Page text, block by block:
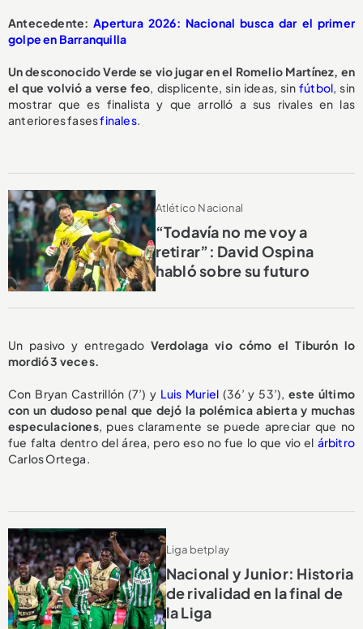
Antecedente:Apertura 2026: Nacional busca dar el primer
golpe en Barranquilla
Un desconocido Verde se vio jugar en el Romelio Martínez, en
el que volvió a verse feo, displicente, sin ideas, sin fútbol, sin
mostrar que es finalista y que arrolló a sus rivales en las
anteriores fasesfinales.
Atlético Nacional
“Todavía no me voy a
retirar”: David Ospina
habló sobre su futuro
Un pasivo y entregado Verdolaga vio cómo el Tiburón lo
mordió 3 veces.
Con Bryan Castrillón (7’) y Luis Muriel (36’ y 53’),este último
con un dudoso penal que dejó la polémica abierta y muchas
especulaciones, pues claramente se puede apreciar que no
fue falta dentro del área, pero eso no fue lo que vio el árbitro
Carlos Ortega.
Liga betplay
Nacional y Junior: Historia
de rivalidad en la final de
la Liga